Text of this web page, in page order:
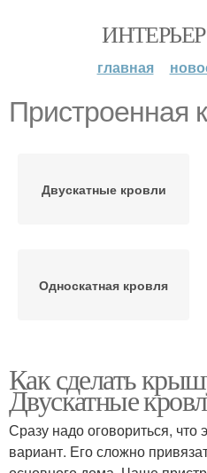
главная
Пристроенная
Двускатные кровли
Односкатная кровля
керамической и
Как сделать
Двускатные
Сразу надо оговориться,
вариант. Его сложно